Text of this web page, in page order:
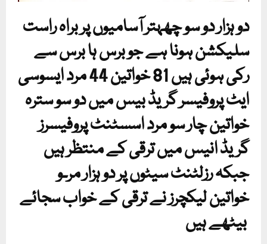
دو ہزار دو سو چھہتر آسامیوں پر براہ راست
سلیکشن ہونا ہے جو برس ہا برس سے
رکی ہوئی ہیں 81 خواتین 44 مرد ایسوسی
ایٹ پروفیسر گریڈ بیس میں دو سو سترہ
خواتین چار سو مرد اسسٹنٹ پروفیسرز
گریڈ انیس میں ترقی کے منتظر ہیں
جبکہ رزلٹنٹ سیٹوں پر دو ہزار مر۔و
خواتین لیکچرز نے ترقی کے خواب سجائے